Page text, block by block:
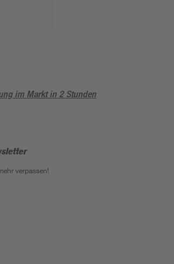
im Markt in 2 Stunden
verpassen!